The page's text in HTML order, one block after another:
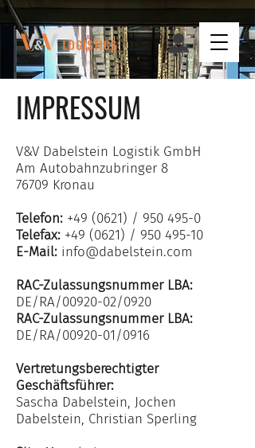
IMPRESSUM
V&V Dabelstein Logistik GmbH
Am Autobahnzubringer 8
76709 Kronau
Telefon: +49 (0621) / 950 495-0
Telefax: +49 (0621) / 950 495-10
E-Mail: info@dabelstein.com
RAC-Zulassungsnummer LBA:
DE/RA/00920-02/0920
RAC-Zulassungsnummer LBA:
DE/RA/00920-01/0916
Vertretungsberechtigter
Geschäftsführer:
Sascha Dabelstein, Jochen
Dabelstein, Christian Sperling